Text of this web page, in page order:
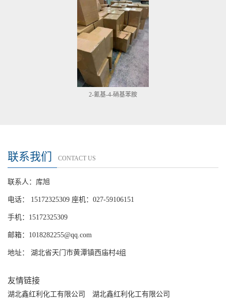
2-氰基-4-硝基苯胺
联系我们 CONTACT US
联系人：库旭
电话： 15172325309 座机：027-59106151
手机：15172325309
邮箱： 1018282255@qq.com
地址： 湖北省天门市黄潭镇西庙村4组
友情链接
湖北鑫红利化工有限公司 湖北鑫红利化工有限公司